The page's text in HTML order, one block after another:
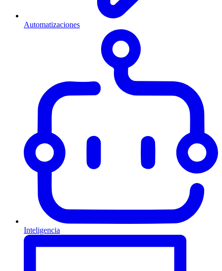
Automatizaciones
Inteligencia